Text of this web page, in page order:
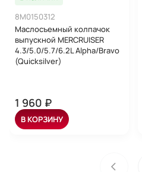
8M0150312
Маслосъемный колпачок
выпускной MERCRUISER
4.3/5.0/5.7/6.2L Alpha/Bravo
(Quicksilver)
1 960 ₽
В КОРЗИНУ